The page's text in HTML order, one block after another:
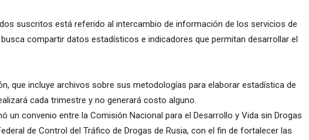
suscritos está referido al intercambio de información de los servicios de
compartir datos estadísticos e indicadores que permitan desarrollar el
que incluye archivos sobre sus metodologías para elaborar estadística de
cada trimestre y no generará costo alguno.
un convenio entre la Comisión Nacional para el Desarrollo y Vida sin Drogas
de Control del Tráfico de Drogas de Rusia, con el fin de fortalecer las